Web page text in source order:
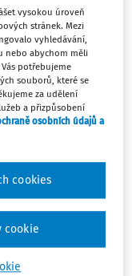
Vládním
roku 1950/51
škol zřízena
učitelek uzákonila
nás (jako v jedné z
jako nejrozšířenější
škol. Za tuto
strukturu, zatímco
a získaly četné
učitelek
být aktuální.
vysokou úroveň
stránek. Mezi
vyhledávání,
nebo abychom měli
potřebujeme
souborů, které se
za udělení
a přizpůsobení
osobních údajů a
cookies
cookie